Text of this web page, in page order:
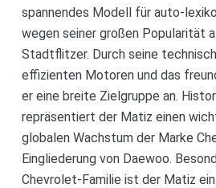
spannendes Modell für auto-
wegen seiner großen Popularität
Stadtflitzer. Durch seine
effizienten Motoren und das
er eine breite Zielgruppe an.
repräsentiert der Matiz einen
globalen Wachstum der Marke
Eingliederung von Daewoo.
Chevrolet-Familie ist der Matiz